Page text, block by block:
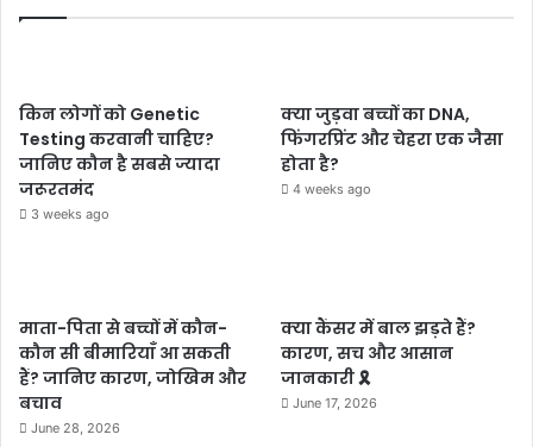
किन लोगों को Genetic
Testing करवानी चाहिए?
जानिए कौन है सबसे ज्यादा
जरूरतमंद
3 weeks ago
क्या जुड़वा बच्चों का DNA,
फिंगरप्रिंट और चेहरा एक जैसा
होता है?
4 weeks ago
माता-पिता से बच्चों में कौन-
कौन सी बीमारियाँ आ सकती
हैं? जानिए कारण, जोखिम और
बचाव
June 28, 2026
क्या कैंसर में बाल झड़ते हैं?
कारण, सच और आसान
जानकारी 🎗️
June 17, 2026